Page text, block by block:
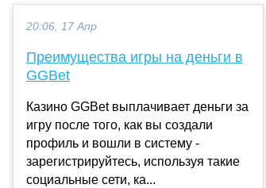
20:06, 17 Апр
Преимущества игры на деньги в
GGBet
Казино GGBet выплачивает деньги за
игру после того, как вы создали
профиль и вошли в систему -
зарегистрируйтесь, используя такие
социальные сети, ка...